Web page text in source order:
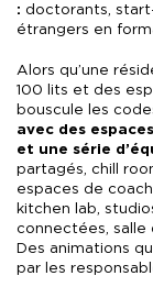
: doctorants,
étrangers en
Alors qu’une
100 lits et des
bouscule les
avec des
et une série
partagés, chill
espaces de
kitchen lab,
connectées,
Des animations
par les